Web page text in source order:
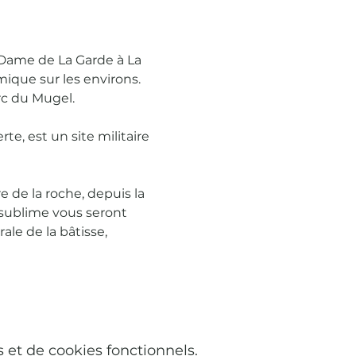
de La Garde à La
sur les environs.
du Mugel.
est un site militaire
de la roche, depuis la
vous seront
de la bâtisse,
et de cookies fonctionnels.